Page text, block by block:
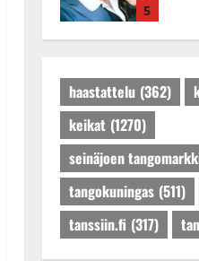
5
haastattelu (362)
keikat (1270)
seinäjoen
tangokuningas (511)
tanssiin.fi (317)